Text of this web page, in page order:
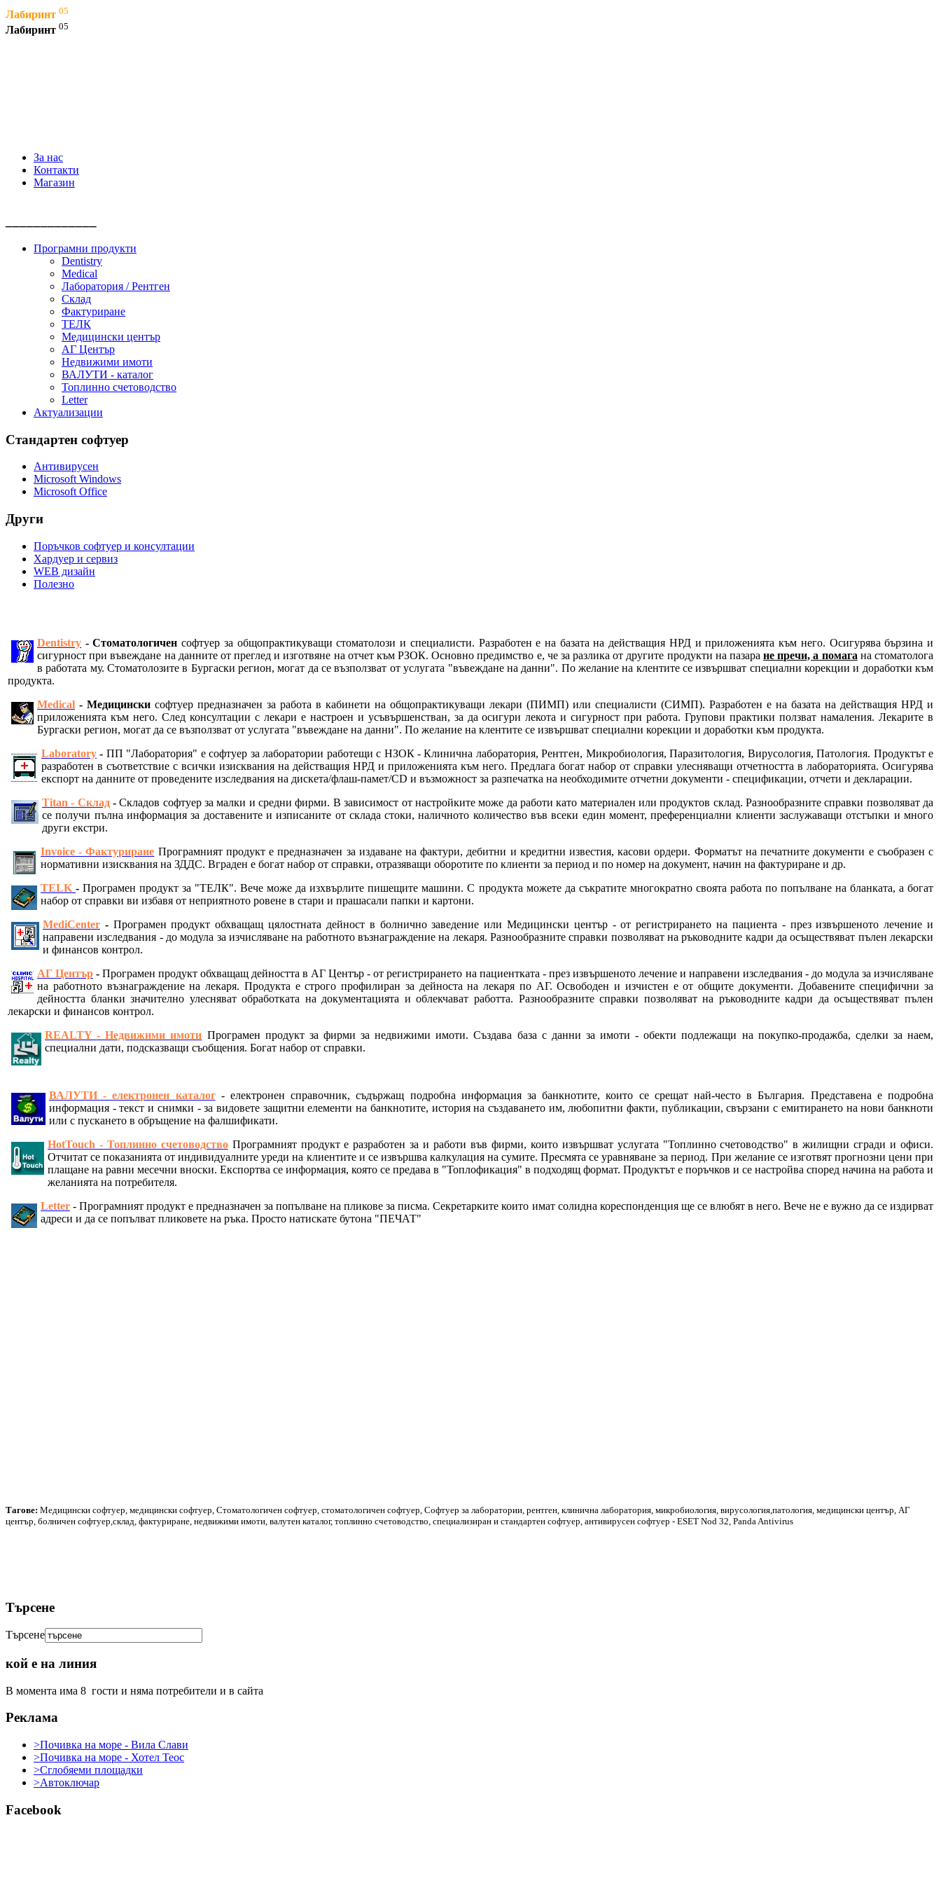
Лабиринт 05
Лабиринт 05
За нас
Контакти
Магазин
Програмни продукти
Dentistry
Medical
Лаборатория / Рентген
Склад
Фактуриране
ТЕЛК
Медицински център
АГ Център
Недвижими имоти
ВАЛУТИ - каталог
Топлинно счетоводство
Letter
Актуализации
Стандартен софтуер
Антивирусен
Microsoft Windows
Microsoft Office
Други
Поръчков софтуер и консултации
Хардуер и сервиз
WEB дизайн
Полезно
Dentistry - Стоматологичен софтуер за общопрактикуващи стоматолози и специалисти. Разработен е на базата на действащия НРД и приложенията към него. Осигурява бързина и
сигурност при въвеждане на данните от преглед и изготвяне на отчет към РЗОК. Основно предимство е, че за разлика от другите продукти на пазаране пречи, а помага на стоматолога
в работата му. Стоматолозите в Бургаски регион, могат да се възползват от услугата "въвеждане на данни". По желание на клентите се извършват специални корекции и доработки към
продукта.
Medical - Медицински софтуер предназначен за работа в кабинети на общопрактикуващи лекари (ПИМП) или специалисти (СИМП). Разработен е на базата на действащия НРД и
приложенията към него. След консултации с лекари е настроен и усъвършенстван, за да осигури лекота и сигурност при работа. Групови практики ползват намаления. Лекарите в
Бургаски регион, могат да се възползват от услугата "въвеждане на данни". По желание на клентите се извършват специални корекции и доработки към продукта.
Laboratory - ПП "Лаборатория" е софтуер за лаборатории работещи с НЗОК - Клинична лаборатория, Рентген, Микробиология, Паразитология, Вирусология, Патология. Продуктът е
разработен в съответствие с всички изисквания на действащия НРД и приложенията към него. Предлага богат набор от справки улесняващи отчетността в лабораторията. Осигурява
експорт на данните от проведените изследвания на дискета/флаш-памет/CD и възможност за разпечатка на необходимите отчетни документи - спецификации, отчети и декларации.
Titan - Склад-Складов софтуер за малки и средни фирми. В зависимост от настройките може да работи като материален или продуктов склад. Разнообразните справки позволяват да
се получи пълна информация за доставените и изписаните от склада стоки, наличното количество във всеки един момент, преференциални клиенти заслужаващи отстъпки и много
други екстри.
Invoice - Фактуриране Програмният продукт е предназначен за издаване на фактури, дебитни и кредитни известия, касови ордери. Форматът на печатните документи е съобразен с
нормативни изисквания на ЗДДС. Вграден е богат набор от справки, отразяващи оборотите по клиенти за период и по номер на документ, начин на фактуриране и др.
TELK -Програмен продукт за "ТЕЛК". Вече може да изхвърлите пишещите машини. С продукта можете да съкратите многократно своята работа по попълване на бланката, а богат
набор от справки ви избавя от неприятното ровене в стари и прашасали папки и картони.
MediCenter - Програмен продукт обхващащ цялостната дейност в болнично заведение или Медицински център - от регистрирането на пациента - през извършеното лечение и
направени изследвания - до модула за изчисляване на работното възнаграждение на лекаря. Разнообразните справки позволяват на ръководните кадри да осъществяват пълен лекарски
и финансов контрол.
АГ Център -Програмен продукт обхващащ дейността в АГ Център - от регистрирането на пациентката - през извършеното лечение и направени изследвания - до модула за изчисляване
на работното възнаграждение на лекаря. Продукта е строго профилиран за дейноста на лекаря по АГ. Освободен и изчистен е от общите документи. Добавените специфични за
дейността бланки значително улесняват обработката на документацията и облекчават работта. Разнообразните справки позволяват на ръководните кадри да осъществяват пълен
лекарски и финансов контрол.
REALTY - Недвижими имоти Програмен продукт за фирми за недвижими имоти. Създава база с данни за имоти - обекти подлежащи на покупко-продажба, сделки за наем,
специални дати, подсказващи съобщения. Богат набор от справки.
ВАЛУТИ - електронен каталог - електронен справочник, съдържащ подробна информация за банкнотите, които се срещат най-често в България. Представена е подробна
информация - текст и снимки - за видовете защитни елементи на банкнотите, история на създаването им, любопитни факти, публикации, свързани с емитирането на нови банкноти
или с пускането в обръщение на фалшификати.
HotTouch - Топлинно счетоводство Програмният продукт е разработен за и работи във фирми, които извършват услугата "Топлинно счетоводство" в жилищни сгради и офиси.
Отчитат се показанията от индивидуалните уреди на клиентите и се извършва калкулация на сумите. Пресмята се уравняване за период. При желание се изготвят прогнозни цени при
плащане на равни месечни вноски. Експортва се информация, която се предава в "Топлофикация" в подходящ формат. Продуктът е поръчков и се настройва според начина на работа и
желанията на потребителя.
Letter - Програмният продукт е предназначен за попълване на пликове за писма. Секретарките които имат солидна кореспонденция ще се влюбят в него. Вече не е вужно да се издирват
адреси и да се попълват пликовете на ръка. Просто натискате бутона "ПЕЧАТ"
Тагове: Медицински софтуер, медицински софтуер, Стоматологичен софтуер, стоматологичен софтуер, Софтуер за лаборатории, рентген, клинична лаборатория, микробиология, вирусология,патология, медицински център, АГ
център, болничен софтуер,склад, фактуриране, недвижими имоти, валутен каталог, топлинно счетоводство, специализиран и стандартен софтуер, антивирусен софтуер - ESET Nod 32, Panda Antivirus
Търсене
Търсене
кой е на линия
В момента има 8 гости и няма потребители и в сайта
Реклама
>Почивка на море - Вила Слави
>Почивка на море - Хотел Теос
>Сглобяеми площадки
>Автоключар
Facebook